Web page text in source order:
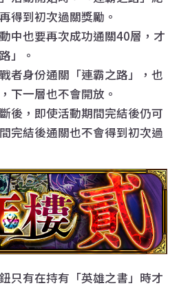
得到初次過關獎勵。
中也要再次成功通關40層，才
」。
者身份通關「連霸之路」，也
下一層也不會開放。
後，即使活動期間完結後仍可
完結後通關也不會得到初次過
只有在持有「英雄之書」時才